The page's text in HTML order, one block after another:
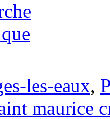
les-eaux,
maurice